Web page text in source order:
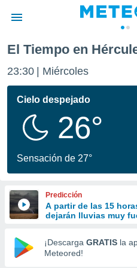
de
por
se
calidad.
a este
las
y
forma
digital
basada
El Tiempo en
23:30 Miércoles
Cielo despejado
26°
Sensación de 27°
Predicción
A partir de las 15
dejarán lluvias muy
¡Descarga GRATIS la
Meteored!